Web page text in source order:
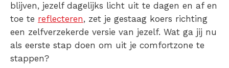
blijven, jezelf dagelijks licht uit te dagen en af en
toe te reflecteren, zet je gestaag koers richting
een zelfverzekerde versie van jezelf. Wat ga jij nu
als eerste stap doen om uit je comfortzone te
stappen?